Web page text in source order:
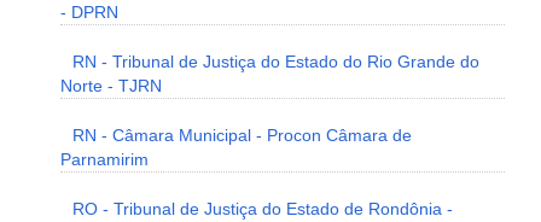
- DPRN
RN - Tribunal de Justiça do Estado do Rio Grande do
Norte - TJRN
RN - Câmara Municipal - Procon Câmara de
Parnamirim
RO - Tribunal de Justiça do Estado de Rondônia -